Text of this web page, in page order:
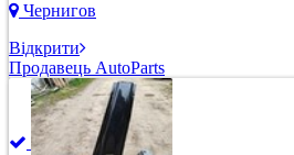
Чернигов
Відкрити
Продавець AutoParts